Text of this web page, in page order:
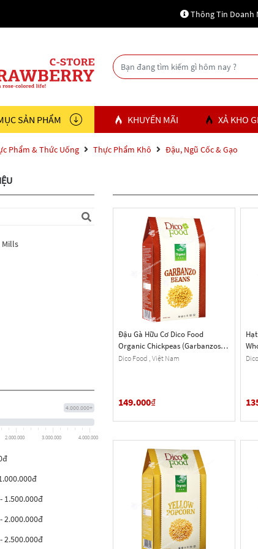
Thông Tin Doanh
SẢN PHẨM KHUYẾN MÃI XẢ KHO
Phẩm & Thức Uống Thực Phẩm Khô Đậu, Ngũ Cốc & Gạo
4.000.000+
2.000.000 3.000.000 4.000.000
1.500.000đ
2.000.000đ
2.500.000đ
Đậu Gà Hữu Cơ Dico Food
Organic Chickpeas (Garbanzos)
Beans, Hộp 453g (16 Oz.)
Dico Food , Việt Nam
149.000₫